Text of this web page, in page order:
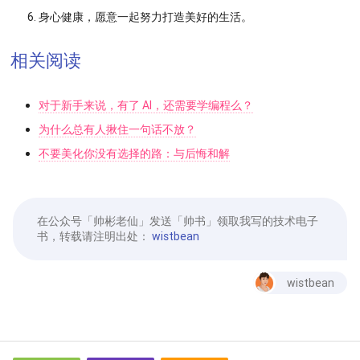
身心健康，愿意一起努力打造美好的生活。
相关阅读
对于新手来说，有了 AI，还需要学编程么？
为什么总有人揪住一句话不放？
不要美化你没有选择的路：与后悔和解
在公众号「帅彬老仙」发送「帅书」领取我写的技术电子
书，转载请注明出处： wistbean
wistbean